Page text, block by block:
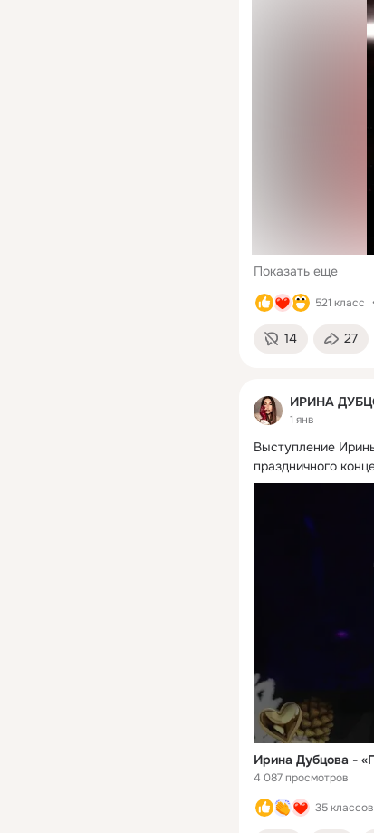
Показать еще
521 класс
14 27
ИРИНА
1 янв
Выступление
праздничного
Ирина Дубцова -
4 087 просмотров
35 классов